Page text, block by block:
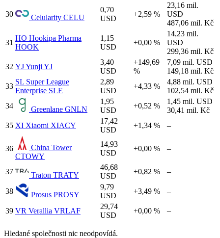
30 Celularity CELU
0,70
USD
+2,59 %
23,16 mil.
USD
487,06 mil. Kč
31
HO Hookipa Pharma
HOOK
1,15
USD
+0,00 %
14,23 mil.
USD
299,36 mil. Kč
32 YJYunji YJ
3,40
USD
+149,69
%
7,09 mil. USD
149,18 mil. Kč
33
SL Super League
Enterprise SLE
2,89
USD
+4,33 %
4,88 mil. USD
102,54 mil. Kč
34
Greenlane GNLN
1,95
USD
+0,52 %
1,45 mil. USD
30,41 mil. Kč
35 XI Xiaomi XIACY
17,42
USD
+1,34 % –
36
China Tower
CTOWY
14,93
USD
+0,00 % –
37 Traton TRATY
46,68
USD
+0,82 % –
38 Prosus PROSY
9,79
USD
+3,49 % –
39 VR Verallia VRLAF
29,74
USD
+0,00 % –
Hledané společnosti nic neodpovídá.